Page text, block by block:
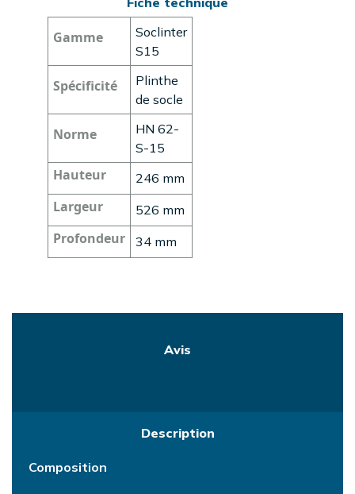
Gamme
Soclinter
S15
Spécificité
Plinthe
de socle
Norme
HN 62-
S-15
Hauteur 246 mm
Largeur 526 mm
Profondeur 34 mm
Avis
Description
Composition